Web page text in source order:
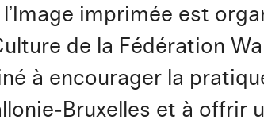
imprimée est
de la Fédération
à encourager la
et à offrir